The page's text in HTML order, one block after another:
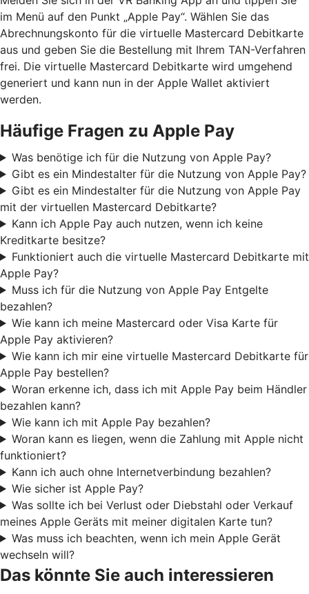
im Menü auf den Punkt „Apple Pay“. Wählen Sie das
Abrechnungskonto für die virtuelle Mastercard Debitkarte
aus und geben Sie die Bestellung mit Ihrem TAN-Verfahren
frei. Die virtuelle Mastercard Debitkarte wird umgehend
generiert und kann nun in der Apple Wallet aktiviert
werden.
Häufige Fragen zu Apple Pay
Was benötige ich für die Nutzung von Apple Pay?
Gibt es ein Mindestalter für die Nutzung von Apple Pay?
Gibt es ein Mindestalter für die Nutzung von Apple Pay
mit der virtuellen Mastercard Debitkarte?
Kann ich Apple Pay auch nutzen, wenn ich keine
Kreditkarte besitze?
Funktioniert auch die virtuelle Mastercard Debitkarte mit
Apple Pay?
Muss ich für die Nutzung von Apple Pay Entgelte
bezahlen?
Wie kann ich meine Mastercard oder Visa Karte für
Apple Pay aktivieren?
Wie kann ich mir eine virtuelle Mastercard Debitkarte für
Apple Pay bestellen?
Woran erkenne ich, dass ich mit Apple Pay beim Händler
bezahlen kann?
Wie kann ich mit Apple Pay bezahlen?
Woran kann es liegen, wenn die Zahlung mit Apple nicht
funktioniert?
Kann ich auch ohne Internetverbindung bezahlen?
Wie sicher ist Apple Pay?
Was sollte ich bei Verlust oder Diebstahl oder Verkauf
meines Apple Geräts mit meiner digitalen Karte tun?
Was muss ich beachten, wenn ich mein Apple Gerät
wechseln will?
Das könnte Sie auch interessieren